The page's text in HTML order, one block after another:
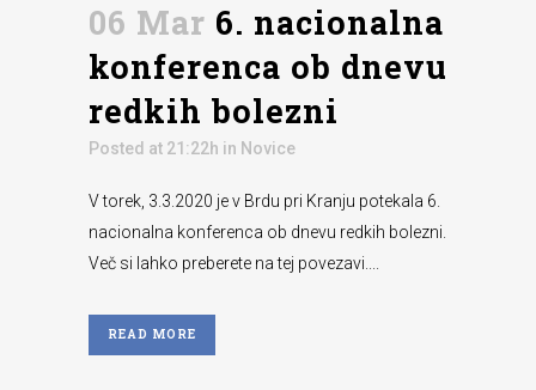
06 Mar 6. nacionalna
konferenca ob dnevu
redkih bolezni
Posted at 21:22h in Novice
V torek, 3.3.2020 je v Brdu pri Kranju potekala 6.
nacionalna konferenca ob dnevu redkih bolezni.
Več si lahko preberete na tej povezavi....
READ MORE